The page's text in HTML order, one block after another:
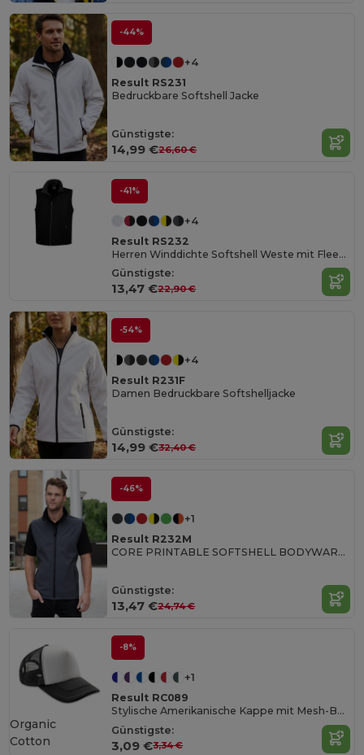
-44%
+4
Result RS231
Bedruckbare Softshell Jacke
Günstigste:
14,99 €26,60 €
-41%
+4
Result RS232
Herren Winddichte Softshell Weste mit Fleece
Günstigste:
13,47 €22,90 €
-54%
+4
Result R231F
Damen Bedruckbare Softshelljacke
Günstigste:
14,99 €32,40 €
-46%
+1
Result R232M
CORE PRINTABLE SOFTSHELL BODYWARMER
Günstigste:
13,47 €24,74 €
-8%
+1
Result RC089
Stylische Amerikanische Kappe mit Mesh-Belüftung
Günstigste:
3,09 €3,34 €
Organic
Cotton